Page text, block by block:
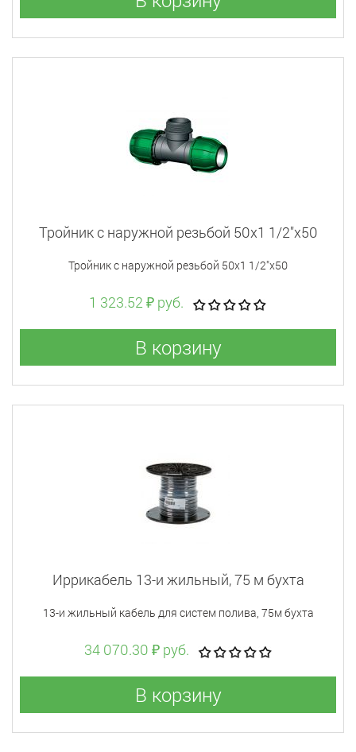
Тройник с наружной резьбой 50x1 1/2"x50
Тройник с наружной резьбой 50x1 1/2"x50
1 323.52 ₽ руб.
В корзину
Иррикабель 13-и жильный, 75 м бухта
13-и жильный кабель для систем полива, 75м бухта
34 070.30 ₽ руб.
В корзину